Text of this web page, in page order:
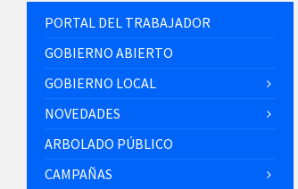
PORTAL DEL TRABAJADOR
GOBIERNO ABIERTO
GOBIERNO LOCAL
NOVEDADES
ARBOLADO PÚBLICO
CAMPAÑAS